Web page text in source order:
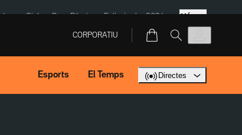
Jaume Giró Dron Rússia Eclipsi solar 2026 Més
CORPORATIU
Esports El Temps Directes